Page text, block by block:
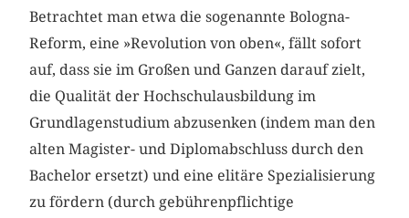
Betrachtet man etwa die sogenannte Bologna-
Reform, eine »Revolution von oben«, fällt sofort
auf, dass sie im Großen und Ganzen darauf zielt,
die Qualität der Hochschulausbildung im
Grundlagenstudium abzusenken (indem man den
alten Magister- und Diplomabschluss durch den
Bachelor ersetzt) und eine elitäre Spezialisierung
zu fördern (durch gebührenpflichtige